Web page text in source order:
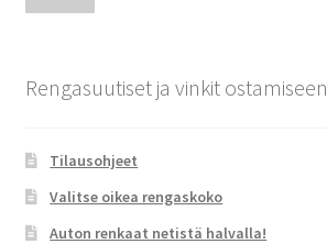
Rengasuutiset ja vinkit ostamiseen
Tilausohjeet
Valitse oikea rengaskoko
Auton renkaat netistä halvalla!